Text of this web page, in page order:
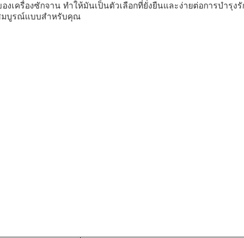
เครื่องซักจาน ทําให้มันเป็นตัวเลือกที่ยั่งยืนและง่ายต่อการบํารุ
มบูรณ์แบบสําหรับคุณ